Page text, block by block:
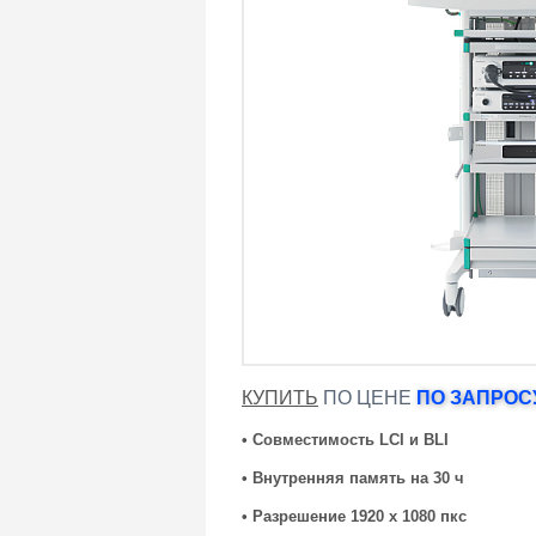
КУПИТЬ ПО ЦЕНЕ ПО
• Совместимость LCI и BLI
• Внутренняя память на 30 ч
• Разрешение 1920 х 1080 пкс